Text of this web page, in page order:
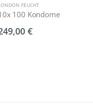
FEUCHT
100 Kondome
€